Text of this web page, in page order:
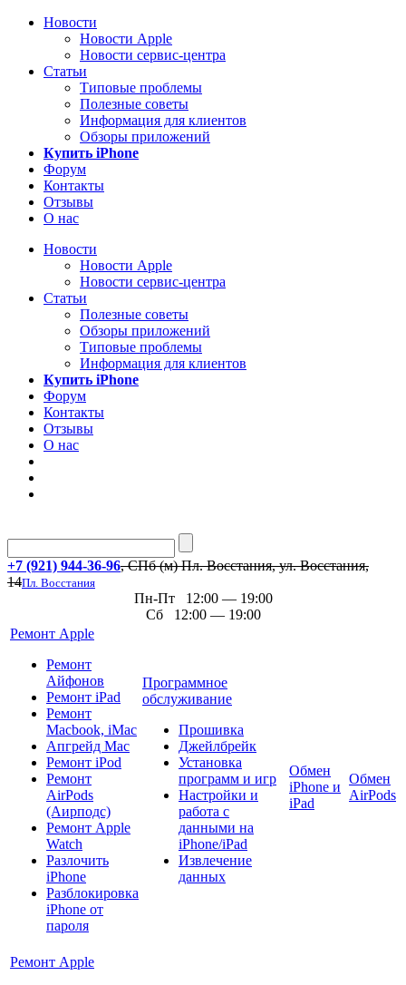
Новости
Новости Apple
Новости сервис-центра
Статьи
Типовые проблемы
Полезные советы
Информация для клиентов
Обзоры приложений
Купить iPhone
Форум
Контакты
Отзывы
О нас
Новости
Новости Apple
Новости сервис-центра
Статьи
Полезные советы
Обзоры приложений
Типовые проблемы
Информация для клиентов
Купить iPhone
Форум
Контакты
Отзывы
О нас
+7 (921) 944-36-96, СПб (м) Пл. Восстания, ул. Восстания,
14Пл. Восстания
Пн-Пт 12:00 — 19:00
Сб 12:00 — 19:00
Ремонт Apple
Ремонт
Айфонов
Ремонт iPad
Ремонт
Macbook, iMac
Апгрейд Mac
Ремонт iPod
Ремонт
AirPods
(Аирподс)
Ремонт Apple
Watch
Разлочить
iPhone
Разблокировка
iPhone от
пароля
Программное
обслуживание
Прошивка
Джейлбрейк
Установка
программ и игр
Настройки и
работа с
данными на
iPhone/iPad
Извлечение
данных
Обмен
iPhone и
iPad
Обмен
AirPods
Ремонт Apple